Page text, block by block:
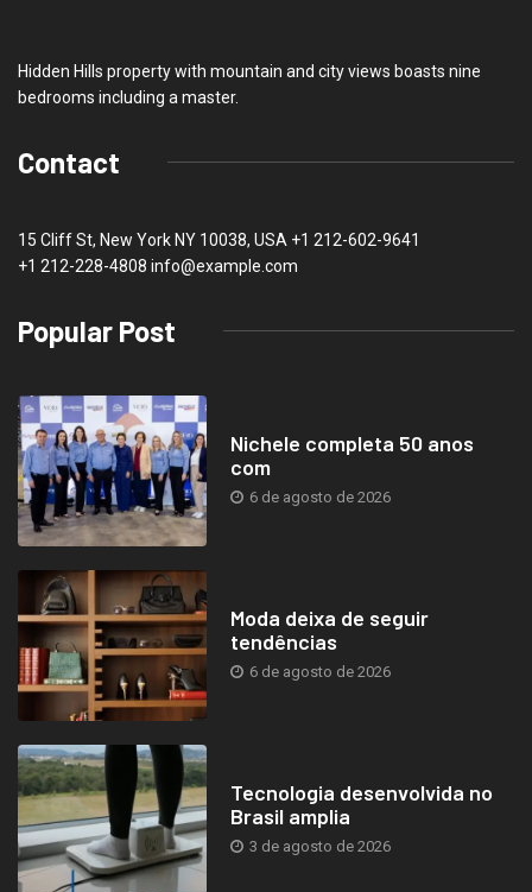
Hidden Hills property with mountain and city views boasts nine
bedrooms including a master.
Contact
15 Cliff St, New York NY 10038, USA +1 212-602-9641
+1 212-228-4808 info@example.com
Popular Post
Nichele completa 50 anos
com
6 de agosto de 2026
Moda deixa de seguir
tendências
6 de agosto de 2026
Tecnologia desenvolvida no
Brasil amplia
3 de agosto de 2026